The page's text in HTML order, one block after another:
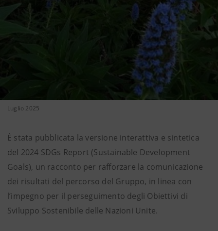
Luglio 2025
È stata pubblicata la versione interattiva e sintetica
del 2024 SDGs Report (Sustainable Development
Goals), un racconto per rafforzare la comunicazione
dei risultati del percorso del Gruppo, in linea con
l’impegno per il perseguimento degli Obiettivi di
Sviluppo Sostenibile delle Nazioni Unite.